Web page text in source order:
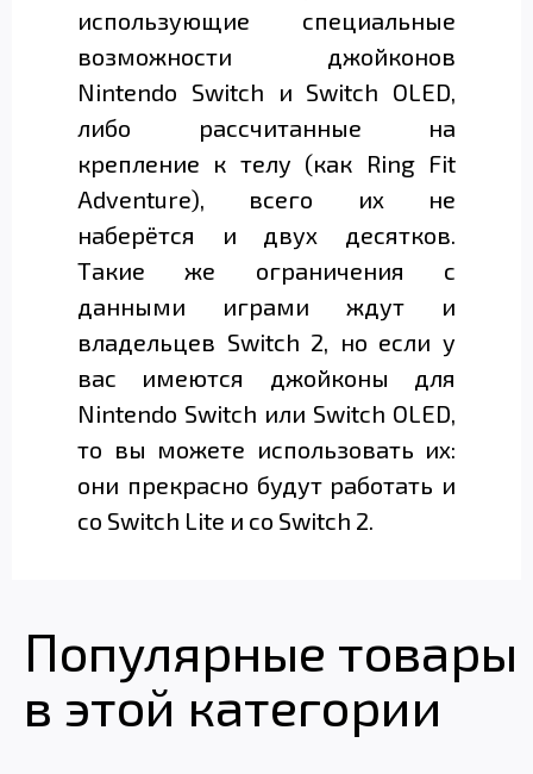
использующие специальные
возможности джойконов
Nintendo Switch и Switch OLED,
либо рассчитанные на
крепление к телу (как Ring Fit
Adventure), всего их не
наберётся и двух десятков.
Такие же ограничения с
данными играми ждут и
владельцев Switch 2, но если у
вас имеются джойконы для
Nintendo Switch или Switch OLED,
то вы можете использовать их:
они прекрасно будут работать и
со Switch Lite и со Switch 2.
Популярные товары
в этой категории